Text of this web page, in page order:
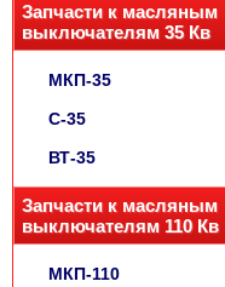
Запчасти к масляным
выключателям 35 Кв
МКП-35
С-35
ВТ-35
Запчасти к масляным
выключателям 110 Кв
МКП-110